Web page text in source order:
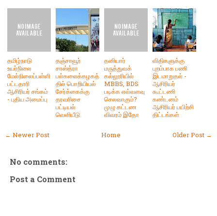
தமிழ்நாடு
உயர்நிலை
மேல்நிலைப்பள்ளி
பட்டதாரி
ஆசிரியர் சங்கம்
- புதிய அமைப்பு
தஞ்சாவூர்
சாஸ்த்ரா
பல்கலைக்கழகத்
தில் பொறியியல்
சேர்க்கைக்கு
தரவரிசை
பட்டியல்
வெளியீடு
தனியார்
மருத்துவக்
கல்லூரியில்
MBBS, BDS
படிக்க எவ்வளவு
செலவாகும்?
முழு கட்டண
விவரம் இதோ
விதிகளுக்கு
புறம்பாக பணி
இடமாறுதல் -
ஆசிரியர்
கூட்டணி
கண்டனம்
ஆசிரியர் பயிற்சி
திட்டங்கள்
← Newer Post Older Post →
Home
No comments:
Post a Comment